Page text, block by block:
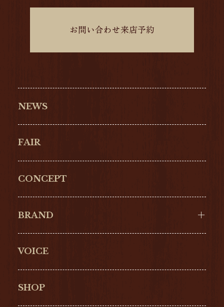
NEWS
FAIR
CONCEPT
BRAND
Cartier
VOICE
SHOP
お問い合わせ来店予約